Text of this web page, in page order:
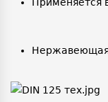
Применяется
Нержавеющая